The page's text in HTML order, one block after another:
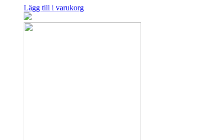
Lägg till i varukorg